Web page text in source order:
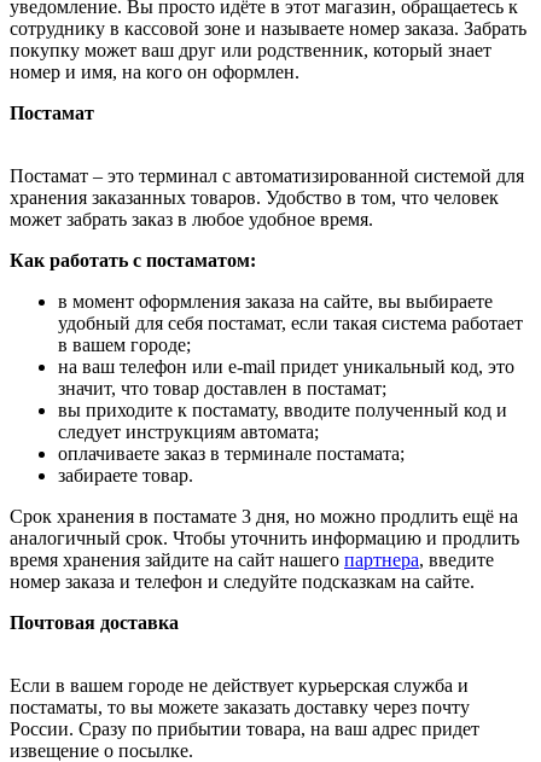
уведомление. Вы просто идёте в этот магазин, обращаетесь к
сотруднику в кассовой зоне и называете номер заказа. Забрать
покупку может ваш друг или родственник, который знает
номер и имя, на кого он оформлен.
Постамат
Постамат – это терминал с автоматизированной системой для
хранения заказанных товаров. Удобство в том, что человек
может забрать заказ в любое удобное время.
Как работать с постаматом:
в момент оформления заказа на сайте, вы выбираете
удобный для себя постамат, если такая система работает
в вашем городе;
на ваш телефон или e-mail придет уникальный код, это
значит, что товар доставлен в постамат;
вы приходите к постамату, вводите полученный код и
следует инструкциям автомата;
оплачиваете заказ в терминале постамата;
забираете товар.
Срок хранения в постамате 3 дня, но можно продлить ещё на
аналогичный срок. Чтобы уточнить информацию и продлить
время хранения зайдите на сайт нашего партнера, введите
номер заказа и телефон и следуйте подсказкам на сайте.
Почтовая доставка
Если в вашем городе не действует курьерская служба и
постаматы, то вы можете заказать доставку через почту
России. Сразу по прибытии товара, на ваш адрес придет
извещение о посылке.